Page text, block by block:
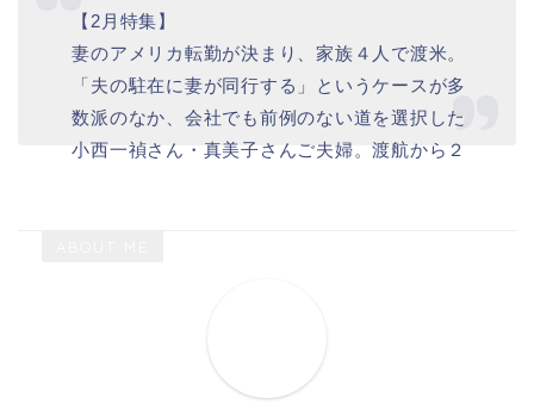
【2月特集】
妻のアメリカ転勤が決まり、家族４人で渡米。
「夫の駐在に妻が同行する」というケースが多
数派のなか、会社でも前例のない道を選択した
小西一禎さん・真美子さんご夫婦。渡航から２